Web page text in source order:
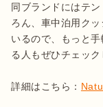
同ブランドにはテ
ろん、車中泊用ク
いるので、もっと
る人もぜひチェック
詳細はこちら：